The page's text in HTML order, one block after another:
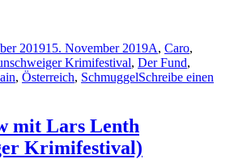
201915. November 2019A, Caro,
Krimifestival, Der Fund,
, Österreich, SchmuggelSchreibe einen
mit Lars Lenth
Krimifestival)